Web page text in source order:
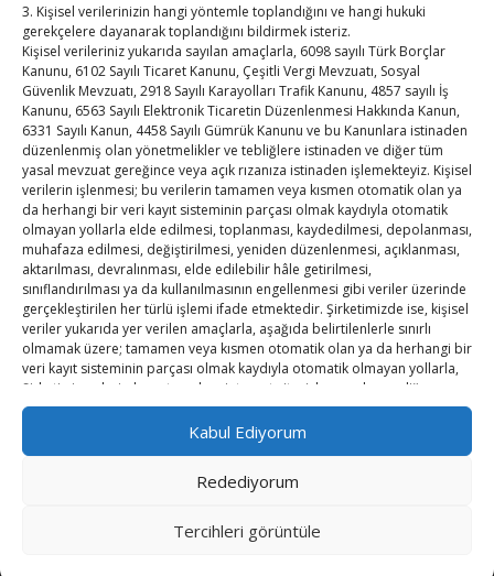
3. Kişisel verilerinizin hangi yöntemle toplandığını ve hangi hukuki
gerekçelere dayanarak toplandığını bildirmek isteriz.
Kişisel verileriniz yukarıda sayılan amaçlarla, 6098 sayılı Türk Borçlar
Kanunu, 6102 Sayılı Ticaret Kanunu, Çeşitli Vergi Mevzuatı, Sosyal
Güvenlik Mevzuatı, 2918 Sayılı Karayolları Trafik Kanunu, 4857 sayılı İş
Kanunu, 6563 Sayılı Elektronik Ticaretin Düzenlenmesi Hakkında Kanun,
6331 Sayılı Kanun, 4458 Sayılı Gümrük Kanunu ve bu Kanunlara istinaden
düzenlenmiş olan yönetmelikler ve tebliğlere istinaden ve diğer tüm
yasal mevzuat gereğince veya açık rızanıza istinaden işlemekteyiz. Kişisel
verilerin işlenmesi; bu verilerin tamamen veya kısmen otomatik olan ya
da herhangi bir veri kayıt sisteminin parçası olmak kaydıyla otomatik
olmayan yollarla elde edilmesi, toplanması, kaydedilmesi, depolanması,
muhafaza edilmesi, değiştirilmesi, yeniden düzenlenmesi, açıklanması,
aktarılması, devralınması, elde edilebilir hâle getirilmesi,
sınıflandırılması ya da kullanılmasının engellenmesi gibi veriler üzerinde
gerçekleştirilen her türlü işlemi ifade etmektedir. Şirketimizde ise, kişisel
veriler yukarıda yer verilen amaçlarla, aşağıda belirtilenlerle sınırlı
olmamak üzere; tamamen veya kısmen otomatik olan ya da herhangi bir
veri kayıt sisteminin parçası olmak kaydıyla otomatik olmayan yollarla,
Şirketin işyerleri, departmanları, internet sitesi, kameralar ve diğer
benzer vasıtalarla sözlü, yazılı veya elektronik olarak elde edilip
toplanabilmektedir. Örneğin,
a. İşyerimizdeki güvenlik kamera kayıtları vasıtasıyla,
gereği tarafımıza teslim etmesi gereken evraklar vasıtasıyl,
Kabul Ediyorum
Redediyorum
Tercihleri ​​görüntüle
TUTSO İktisadi Durum Raporu
Kahramanmaraş Ticaret ve Sanayi Odası’nın yeni
binası hizmete açıldı
Diren ailesine taziye ziyareti
Hisarcıklıoğlu, Ardahan Üniversitesi Rektörü Prof. Dr.
Emiroğlu’nu kabul etti
Hisarcıklıoğlu Muğla İl/İlçe Oda / Borsa Meclis Üyeleri
ile buluştu
Hisarcıklıoğlu Muğla Ticaret Borsası’nı ziyaret etti
Powered by WordPress, Themei-excelby TemplatesNext.